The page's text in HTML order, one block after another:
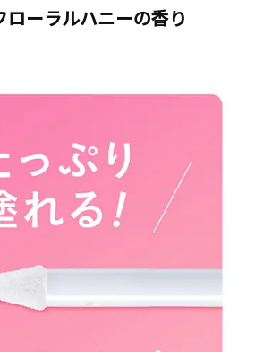
ーラルハニーの香り